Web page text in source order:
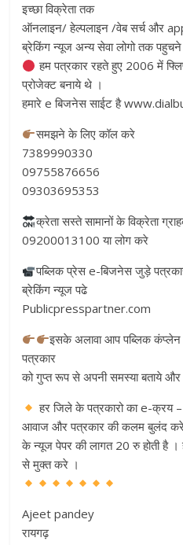
इच्छा विक्रेता तक
ऑनलाइन/ हेल्पलाइन /वेब सर्च और
ब्रेकिंग न्यूज अन्य सेवा लोगो तक पहुचने
हम पत्रकार रहते हुए 2006 में
प्रोजेक्ट बनाये थे ।
हमारे e बिजनेस साईट है
समझने के लिए कॉल करे
7389990330
09755876656
09303695353
क्रेता सस्ते सामानों के विक्रेता
09200013100 या लोग करे
पब्लिक प्रेस e-बिजनेस जुड़े
ब्रेकिंग न्यूज पढे
Publicpresspartner.com
इसके अलावा आप पब्लिक
पत्रकार
को गुप्त रूप से अपनी समस्या बताये
हर जिले के पत्रकारो का e-क्रय
आवाज और पत्रकार की कलम बुलंद
के न्यूज पेपर की लागत 20 रु होती है ।
से मुक्त करे ।
Ajeet pandey
रायगढ़